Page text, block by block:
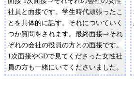
社員と面接です。学生時代頑張ったこ
とを具体的に話す。それについていく
つか質問をされます。最終面接⇒それ
ぞれの会社の役員の方との面接です。
1次面接やGDで見てくださった女性社
員の方も一緒にいてくださいました。